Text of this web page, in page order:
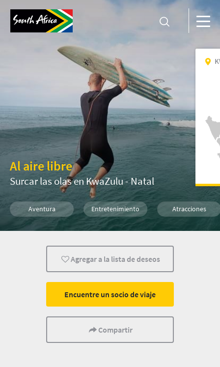
Al aire libre
Surcar las olas en KwaZulu - Natal
Aventura Entretenimiento Atracciones
Familia Niños Estilo de vida
Agregar a la lista de deseos
Encuentre un socio de viaje
Compartir